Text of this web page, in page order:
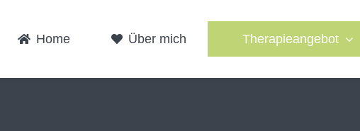
Home Über mich Therapieangebot